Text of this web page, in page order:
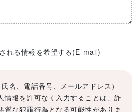
れる情報を希望する(E-mail)
名、電話番号、メールアドレス）
情報を許可なく入力することは、詐
質な犯罪行為となる可能性がありま